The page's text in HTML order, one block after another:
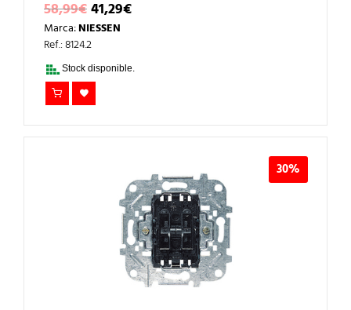
58,99€EL
PRECIO
ORIGINAL
ERA:
58,99€.
41,29€EL
PRECIO
Marca:NIESSEN
Ref.: 8124.2
Stock disponible.
30%